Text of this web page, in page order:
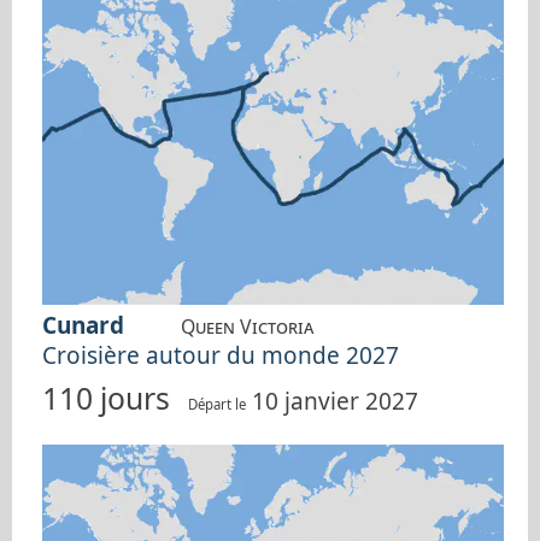
Cunard Queen Victoria
Croisière autour du monde 2027
110 jours Départ le 10 janvier 2027